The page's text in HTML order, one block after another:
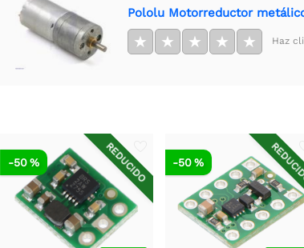
Pololu Motorreductor
★ ★ ★ ★ ★ Haz
REDUCIDO
-50 % -50 %